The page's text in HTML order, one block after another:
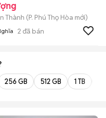
Thành (P. Phú Thọ Hòa mới)
2 đã bán
256 GB 512 GB 1 TB